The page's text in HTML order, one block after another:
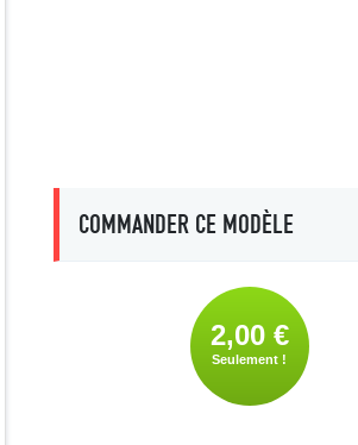
COMMANDER CE MODÈLE
2,00 €
Seulement !